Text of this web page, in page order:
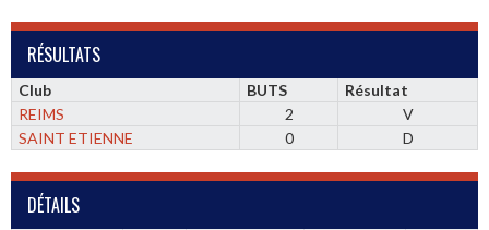
RÉSULTATS
Club BUTS
Résultat
REIMS
2
V
SAINT ETIENNE
0 D
DÉTAILS